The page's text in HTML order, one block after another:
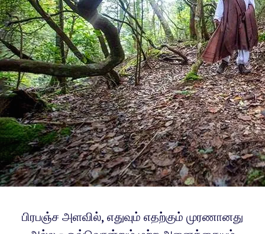
பிரபஞ்ச அளவில், எதுவும் எதற்கும் முரணானது